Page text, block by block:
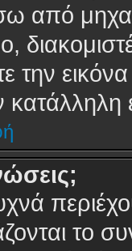
από
την
το